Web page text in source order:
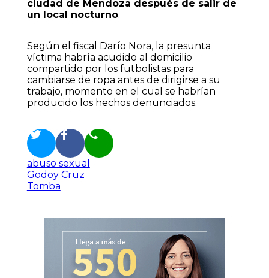
ciudad de Mendoza después de salir de
un local nocturno.
Según el fiscal Darío Nora, la presunta
víctima habría acudido al domicilio
compartido por los futbolistas para
cambiarse de ropa antes de dirigirse a su
trabajo, momento en el cual se habrían
producido los hechos denunciados.
abuso sexual
Godoy Cruz
Tomba